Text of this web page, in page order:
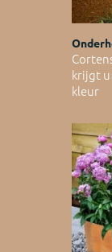
krijgt
kleur